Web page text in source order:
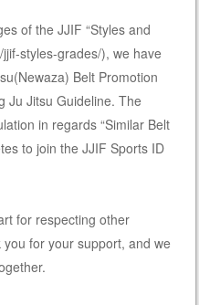
of the JJIF “Styles and
styles-grades/), we have
Belt Promotion
Ju Jitsu Guideline. The
in regards “Similar Belt
to join the JJIF Sports ID
for respecting other
for your support, and we